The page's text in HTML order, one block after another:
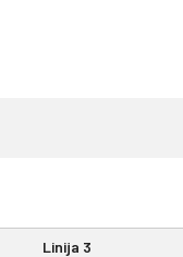
Linija 3